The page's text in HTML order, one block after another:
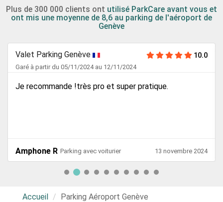
Plus de 300 000 clients ont utilisé ParkCare avant vous et
ont mis une moyenne de 8,6 au parking de l'aéroport de
Genève
Valet Parking Genève 10.0
Garé à partir du 05/11/2024 au 12/11/2024
Je recommande !très pro et super pratique.
Amphone R Parking avec voiturier 13 novembre 2024
Accueil Parking Aéroport Genève